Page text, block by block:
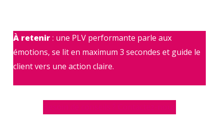
À retenir: une PLV performante parle aux
émotions, se lit en maximum 3 secondes et guide le
client vers une action claire.